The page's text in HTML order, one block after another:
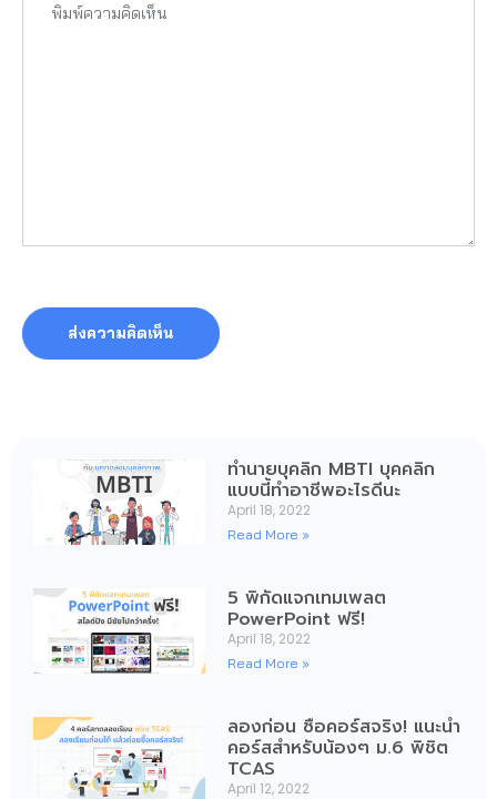
ทำนายบุคลิก MBTI บุคคลิก
แบบนี้ทำอาชีพอะไรดีนะ
April 18, 2022
Read More »
5 พิกัดแจกเทมเพลต
PowerPoint ฟรี!
April 18, 2022
Read More »
ลองก่อน ซื้อคอร์สจริง! แนะนำ
คอร์สสำหรับน้องๆ ม.6 พิชิต
TCAS
April 12, 2022